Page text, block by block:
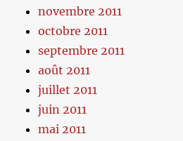
novembre 2011
octobre 2011
septembre 2011
août 2011
juillet 2011
juin 2011
mai 2011